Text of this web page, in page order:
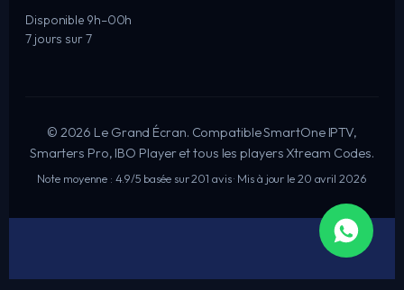
Disponible 9h–00h
7 jours sur 7
© 2026 Le Grand Écran. Compatible SmartOne IPTV,
Smarters Pro, IBO Player et tous les players Xtream Codes.
Note moyenne : 4.9/5 basée sur 201 avis · Mis à jour le 20 avril 2026